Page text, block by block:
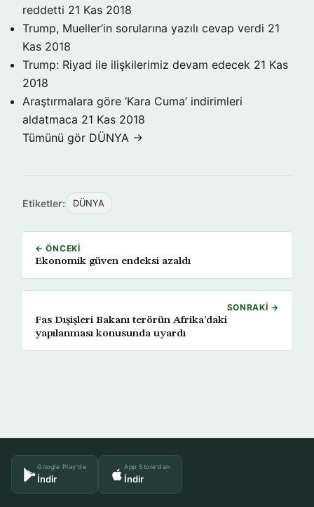
reddetti 21 Kas 2018
Trump, Mueller’in sorularına yazılı cevap verdi 21
Kas 2018
Trump: Riyad ile ilişkilerimiz devam edecek 21 Kas
2018
Araştırmalara göre ‘Kara Cuma’ indirimleri
aldatmaca 21 Kas 2018
Tümünü gör DÜNYA →
Etiketler: DÜNYA
← ÖNCEKI
Ekonomik güven endeksi azaldı
SONRAKI →
Fas Dışişleri Bakanı terörün Afrika’daki
yapılanması konusunda uyardı
Google Play'de
İndir
App Store'dan
İndir